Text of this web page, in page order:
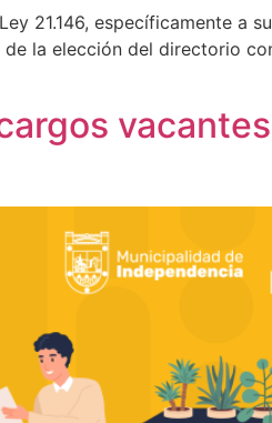
21.146, específicamente a
la elección del directorio